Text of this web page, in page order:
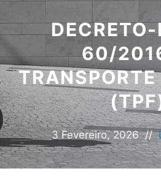
60/
3 Fevereiro, 2026 //